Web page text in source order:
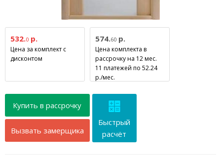
532.0р.
Цена за комплект с
дисконтом
574.60р.
Цена комплекта в
рассрочку на 12 мес.
11 платежей по 52.24
р./мес.
Купить в рассрочку
Вызвать замерщика
Быстрый
расчёт